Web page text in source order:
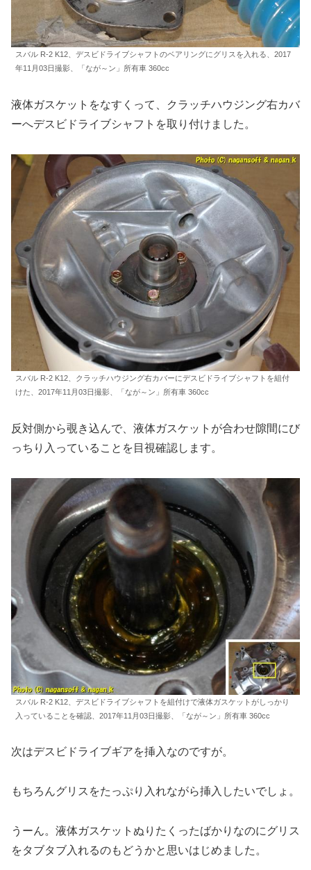
スバル R-2 K12、デスビドライブシャフトのベアリングにグリスを入れる、2017
年11月03日撮影、「なが～ン」所有車 360cc
液体ガスケットをなすくって、クラッチハウジング右カバ
ーへデスビドライブシャフトを取り付けました。
スバル R-2 K12、クラッチハウジング右カバーにデスビドライブシャフトを組付
けた、2017年11月03日撮影、「なが～ン」所有車 360cc
反対側から覗き込んで、液体ガスケットが合わせ隙間にび
っちり入っていることを目視確認します。
スバル R-2 K12、デスビドライブシャフトを組付けで液体ガスケットがしっかり
入っていることを確認、2017年11月03日撮影、「なが～ン」所有車 360cc
次はデスビドライブギアを挿入なのですが。
もちろんグリスをたっぷり入れながら挿入したいでしょ。
うーん。液体ガスケットぬりたくったばかりなのにグリス
をタブタブ入れるのもどうかと思いはじめました。